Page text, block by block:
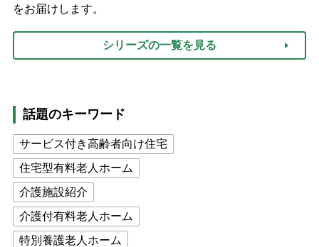
をお届けします。
シリーズの一覧を見る
話題のキーワード
サービス付き高齢者向け住宅
住宅型有料老人ホーム
介護施設紹介
介護付有料老人ホーム
特別養護老人ホーム